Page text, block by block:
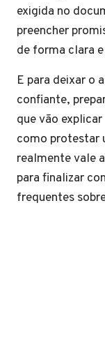
exigida no
preencher
de forma clara
E para deixar o
confiante,
que vão
como protestar
realmente vale
para finalizar
frequentes